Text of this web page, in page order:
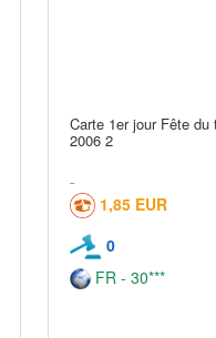
Carte 1er jour Fête du
2006 2
1,85 EUR
0
FR - 30***